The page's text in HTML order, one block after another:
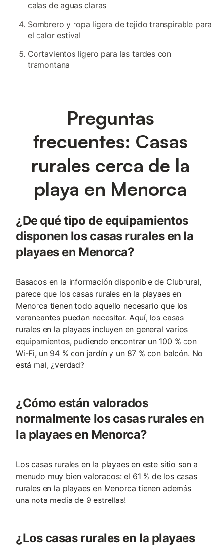
calas de aguas claras
Sombrero y ropa ligera de tejido transpirable para
el calor estival
Cortavientos ligero para las tardes con
tramontana
Preguntas
frecuentes: Casas
rurales cerca de la
playa en Menorca
¿De qué tipo de equipamientos
disponen los casas rurales en la
playaes en Menorca?
Basados en la información disponible de Clubrural,
parece que los casas rurales en la playaes en
Menorca tienen todo aquello necesario que los
veraneantes puedan necesitar. Aquí, los casas
rurales en la playaes incluyen en general varios
equipamientos, pudiendo encontrar un 100 % con
Wi-Fi, un 94 % con jardín y un 87 % con balcón. No
está mal, ¿verdad?
¿Cómo están valorados
normalmente los casas rurales en
la playaes en Menorca?
Los casas rurales en la playaes en este sitio son a
menudo muy bien valorados: el 61 % de los casas
rurales en la playaes en Menorca tienen además
una nota media de 9 estrellas!
¿Los casas rurales en la playaes